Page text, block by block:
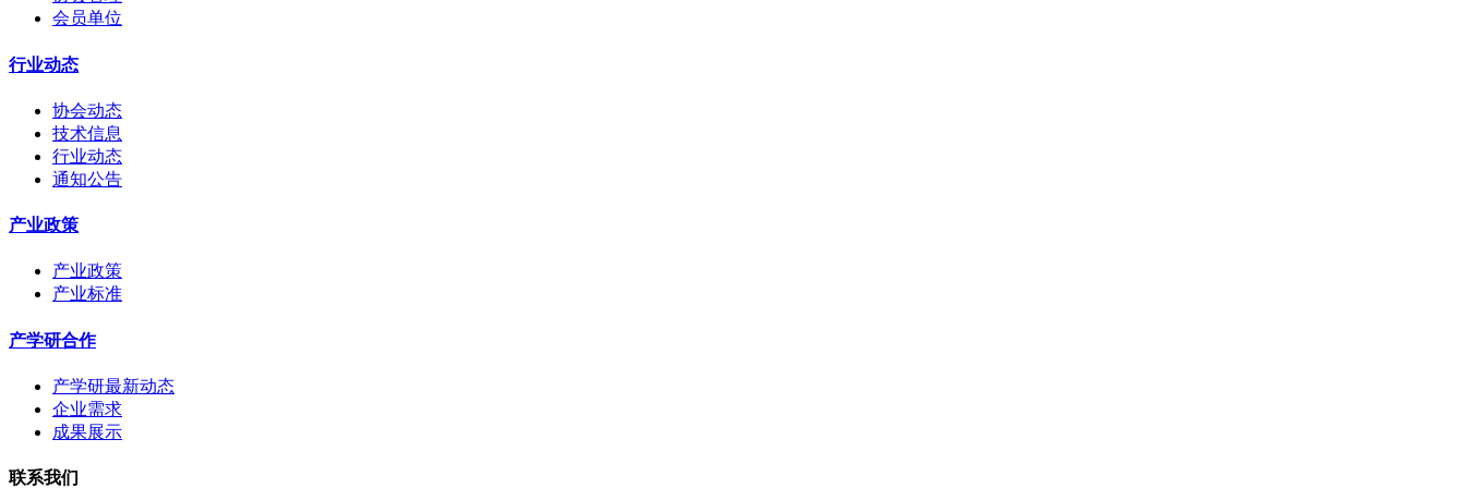
会员单位
行业动态
协会动态
技术信息
行业动态
通知公告
产业政策
产业政策
产业标准
产学研合作
产学研最新动态
企业需求
成果展示
联系我们